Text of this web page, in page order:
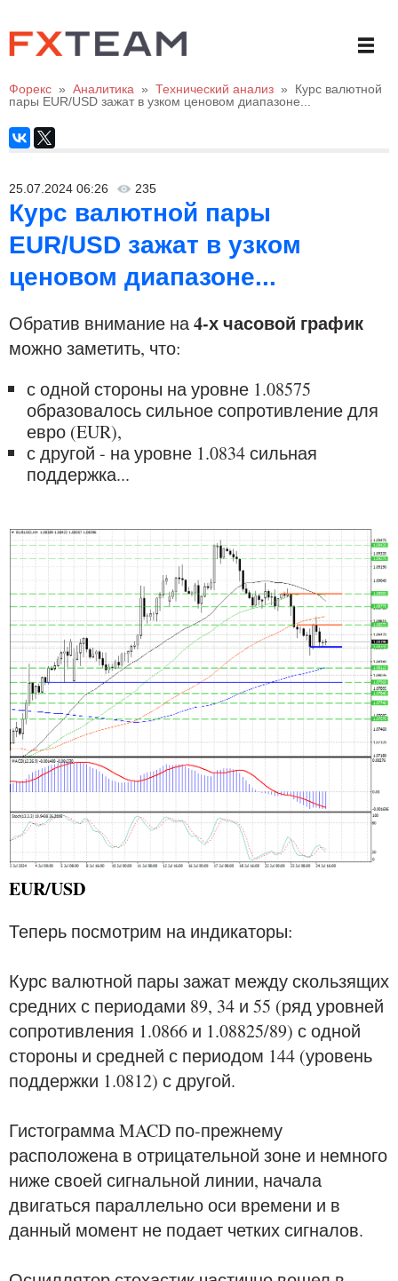
Форекс » Аналитика » Технический анализ »
Курс валютной
пары EUR/USD зажат в узком ценовом диапазоне...
25.07.2024 06:26 235
Курс валютной пары
EUR/USD зажат в узком
ценовом диапазоне...
Обратив внимание на4-х часовой график
можно заметить, что:
с одной стороны на уровне 1.08575
образовалось сильное сопротивление для
евро (EUR),
с другой - на уровне 1.0834 сильная
поддержка...
EUR/USD
Теперь посмотрим на индикаторы:
Курс валютной пары зажат между скользящих
средних с периодами 89, 34 и 55 (ряд уровней
сопротивления 1.0866 и 1.08825/89) с одной
стороны и средней с периодом 144 (уровень
поддержки 1.0812) с другой.
Гистограмма MACD по-прежнему
расположена в отрицательной зоне и немного
ниже своей сигнальной линии, начала
двигаться параллельно оси времени и в
данный момент не подает четких сигналов.